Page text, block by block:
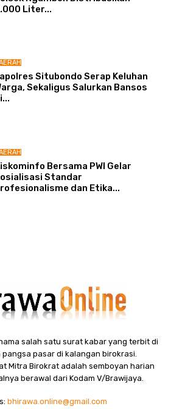
Liter...
Situbondo Serap Keluhan
Sekaligus Salurkan Bansos
Bersama PWI Gelar
Standar
dan Etika...
salah satu surat kabar yang terbit di
pasar di kalangan birokrasi.
Mitra Birokrat adalah semboyan harian
berawal dari Kodam V/Brawijaya.
bhirawa.online@gmail.com